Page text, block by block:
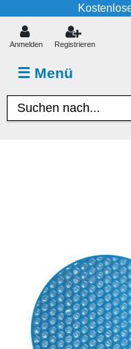
☰ Menü
Anmelden Registrieren